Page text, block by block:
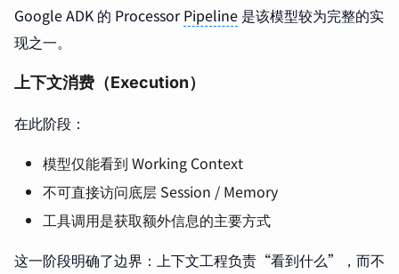
Google ADK 的 ProcessorPipeline 是该模型较为完整的实
现之一。
上下文消费（Execution）
在此阶段：
模型仅能看到 Working Context
不可直接访问底层 Session / Memory
工具调用是获取额外信息的主要方式
这一阶段明确了边界：上下文工程负责“看到什么”，而不